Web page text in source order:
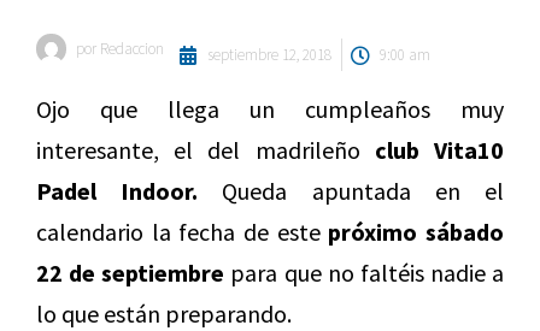
por Redaccion septiembre 12, 2018 9:00 am
Ojo que llega un cumpleaños muy
interesante, el del madrileño club Vita10
Padel Indoor. Queda apuntada en el
calendario la fecha de este próximo sábado
22 de septiembre para que no faltéis nadie a
lo que están preparando.